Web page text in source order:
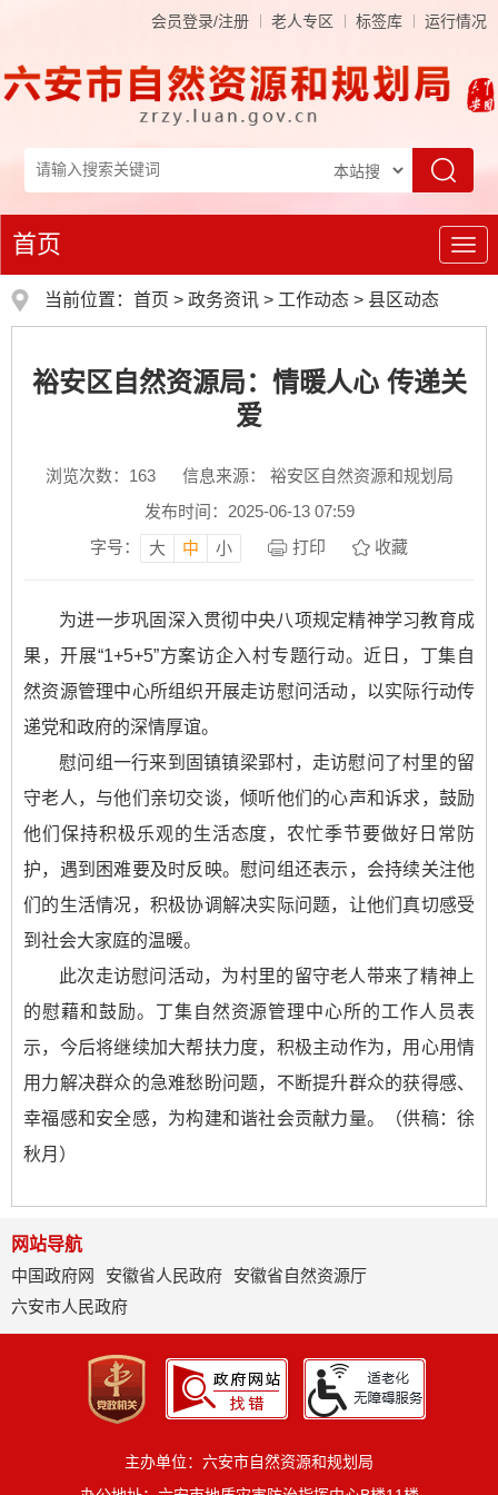
会员登录/注册 老人专区 标签库 运行情况
导
首页
当前位置： 首页 > 政务资讯 > 工作动态 > 县区动态
裕安区自然资源局：情暖人心 传递关
爱
浏览次数： 163
信息来源： 裕安区自然资源和规划局
发布时间：2025-06-13 07:59
字号：
大 中 小 打印 收藏
为进一步巩固深入贯彻中央八项规定精神学习教育成
果，开展“1+5+5”方案访企入村专题行动。近日，丁集自
然资源管理中心所组织开展走访慰问活动，以实际行动传
递党和政府的深情厚谊。
慰问组一行来到固镇镇梁郢村，走访慰问了村里的留
守老人，与他们亲切交谈，倾听他们的心声和诉求，鼓励
他们保持积极乐观的生活态度，农忙季节要做好日常防
护，遇到困难要及时反映。慰问组还表示，会持续关注他
们的生活情况，积极协调解决实际问题，让他们真切感受
到社会大家庭的温暖。
此次走访慰问活动，为村里的留守老人带来了精神上
的慰藉和鼓励。丁集自然资源管理中心所的工作人员表
示，今后将继续加大帮扶力度，积极主动作为，用心用情
用力解决群众的急难愁盼问题，不断提升群众的获得感、
幸福感和安全感，为构建和谐社会贡献力量。（供稿：徐
秋月）
网站导航
中国政府网
安徽省人民政府
安徽省自然资源厅
六安市人民政府
主办单位：六安市自然资源和规划局